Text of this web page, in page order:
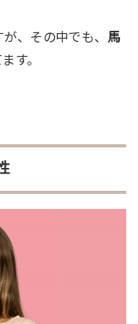
、その中でも、 馬
す。